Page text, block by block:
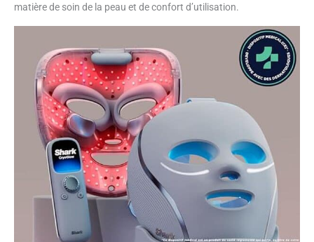
matière de soin de la peau et de confort d’utilisation.